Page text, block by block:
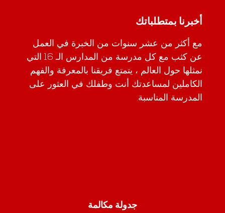
أخبرنا بمتطلباتك
مع أكثر من عشر سنوات من الخبرة في العمل
عن كثب مع كل مدرسة من المدارس الـ 16 التي
نمثلها حول العالم ، يتمتع فريقنا بالمعرفة والفهم
الكاملين لمساعدتك أنت وطفلك في العثور على
المدرسة المناسبة.
جدولة مكالمة